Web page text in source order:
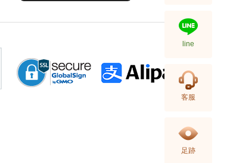
line
客服
足跡